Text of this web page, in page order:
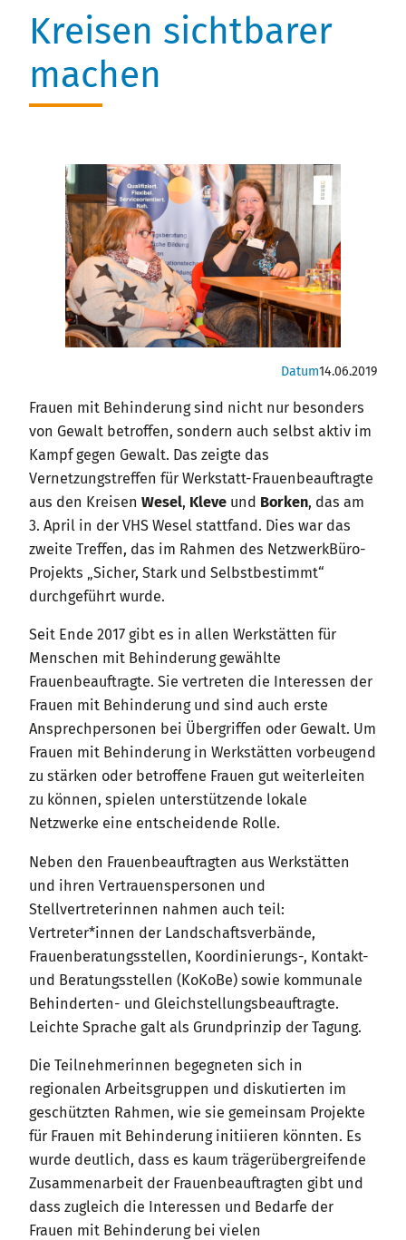
Kreisen sichtbarer
machen
Datum14.06.2019
Frauen mit Behinderung sind nicht nur besonders
von Gewalt betroffen, sondern auch selbst aktiv im
Kampf gegen Gewalt. Das zeigte das
Vernetzungstreffen für Werkstatt-Frauenbeauftragte
aus den Kreisen Wesel, Kleve und Borken, das am
3. April in der VHS Wesel stattfand. Dies war das
zweite Treffen, das im Rahmen des NetzwerkBüro-
Projekts „Sicher, Stark und Selbstbestimmt“
durchgeführt wurde.
Seit Ende 2017 gibt es in allen Werkstätten für
Menschen mit Behinderung gewählte
Frauenbeauftragte. Sie vertreten die Interessen der
Frauen mit Behinderung und sind auch erste
Ansprechpersonen bei Übergriffen oder Gewalt. Um
Frauen mit Behinderung in Werkstätten vorbeugend
zu stärken oder betroffene Frauen gut weiterleiten
zu können, spielen unterstützende lokale
Netzwerke eine entscheidende Rolle.
Neben den Frauenbeauftragten aus Werkstätten
und ihren Vertrauenspersonen und
Stellvertreterinnen nahmen auch teil:
Vertreter*innen der Landschaftsverbände,
Frauenberatungsstellen, Koordinierungs-, Kontakt-
und Beratungsstellen (KoKoBe) sowie kommunale
Behinderten- und Gleichstellungsbeauftragte.
Leichte Sprache galt als Grundprinzip der Tagung.
Die Teilnehmerinnen begegneten sich in
regionalen Arbeitsgruppen und diskutierten im
geschützten Rahmen, wie sie gemeinsam Projekte
für Frauen mit Behinderung initiieren könnten. Es
wurde deutlich, dass es kaum trägerübergreifende
Zusammenarbeit der Frauenbeauftragten gibt und
dass zugleich die Interessen und Bedarfe der
Frauen mit Behinderung bei vielen